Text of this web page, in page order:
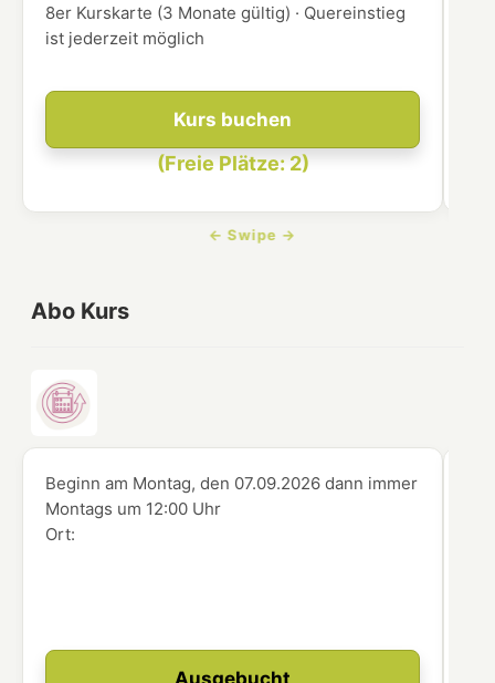
Kurs buchen
(Freie Plätze: 2)
8er Kurskarte (3 Monate gültig) · Quereinstieg
ist jederzeit möglich
Abo Kurs
Beginn am Montag, den 07.09.2026dann immer
Montags um 12:00 Uhr
Ort: